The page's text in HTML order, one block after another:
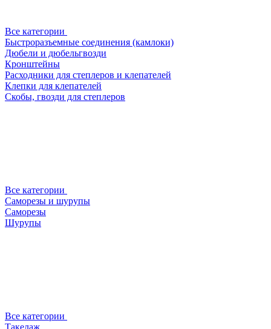
Все категории
Быстроразъемные соединения (камлоки)
Дюбели и дюбельгвозди
Кронштейны
Расходники для степлеров и клепателей
Клепки для клепателей
Скобы, гвозди для степлеров
Все категории
Саморезы и шурупы
Саморезы
Шурупы
Все категории
Такелаж